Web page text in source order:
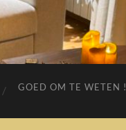
GOED OM TE WETEN !